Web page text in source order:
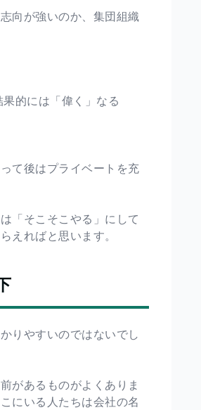
向が強いのか、集団組織
的には「偉く」なる
て後はプライベートを充
「そこそこやる」にして
えればと思います。
りやすいのではないでし
があるものがよくありま
にいる人たちは会社の名